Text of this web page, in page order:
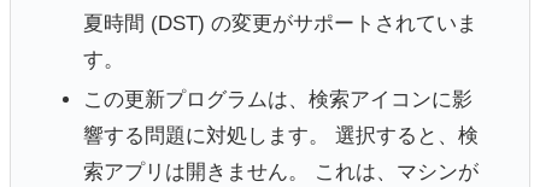
夏時間 (DST) の変更がサポートされていま
す。
この更新プログラムは、検索アイコンに影
響する問題に対処します。 選択すると、検
索アプリは開きません。 これは、マシンが